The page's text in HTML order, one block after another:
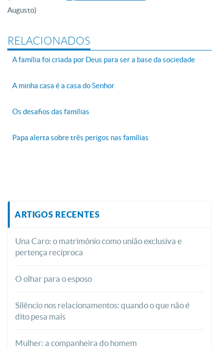
Augusto)
RELACIONADOS
A família foi criada por Deus para ser a base da sociedade
A minha casa é a casa do Senhor
Os desafios das famílias
Papa alerta sobre três perigos nas famílias
ARTIGOS RECENTES
Una Caro: o matrimônio como união exclusiva e
pertença recíproca
O olhar para o esposo
Silêncio nos relacionamentos: quando o que não é
dito pesa mais
Mulher: a companheira do homem